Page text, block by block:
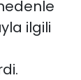
ilgili